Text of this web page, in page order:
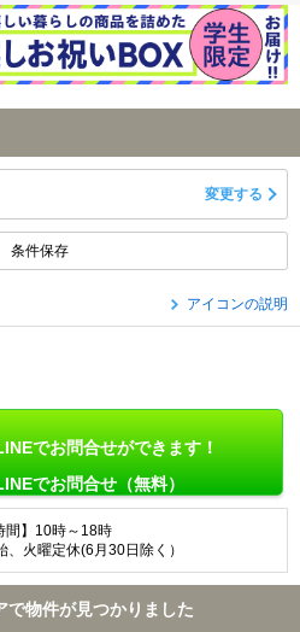
変更する
条件保存
アイコンの説明
でお問合せができます！
でお問合せ（無料）
間】10時～18時
、火曜定休(6月30日除く）
で物件が見つかりました